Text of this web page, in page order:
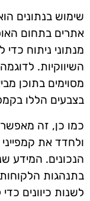
שימוש בנתונים
אתרים בתחום
מנתוני ניתוח
השיווקיות.
מסוימים בתוכן
בצבעים הללו
כמו כן, זה מאפשר
ולחדד את
הנכונים. המידע
בתנהגות
לשנות כיוונים